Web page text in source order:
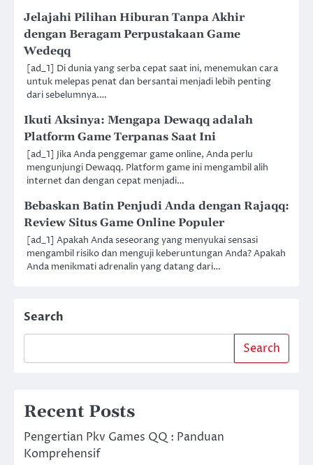
Jelajahi Pilihan Hiburan Tanpa Akhir
dengan Beragam Perpustakaan Game
Wedeqq
[ad_1] Di dunia yang serba cepat saat ini, menemukan cara
untuk melepas penat dan bersantai menjadi lebih penting
dari sebelumnya.…
Ikuti Aksinya: Mengapa Dewaqq adalah
Platform Game Terpanas Saat Ini
[ad_1] Jika Anda penggemar game online, Anda perlu
mengunjungi Dewaqq. Platform game ini mengambil alih
internet dan dengan cepat menjadi…
Bebaskan Batin Penjudi Anda dengan Rajaqq:
Review Situs Game Online Populer
[ad_1] Apakah Anda seseorang yang menyukai sensasi
mengambil risiko dan menguji keberuntungan Anda? Apakah
Anda menikmati adrenalin yang datang dari…
Search
Search
Recent Posts
Pengertian Pkv Games QQ : Panduan
Komprehensif